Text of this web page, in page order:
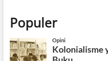
Populer